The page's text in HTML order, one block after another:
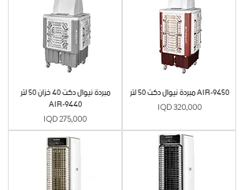
مبردة نيوال دكت 40 خزان 50 لتر
AIR-9440
Price
IQD 275,000
مبردة نيوال دكت 50 لتر AIR-9450
Price
IQD 320,000